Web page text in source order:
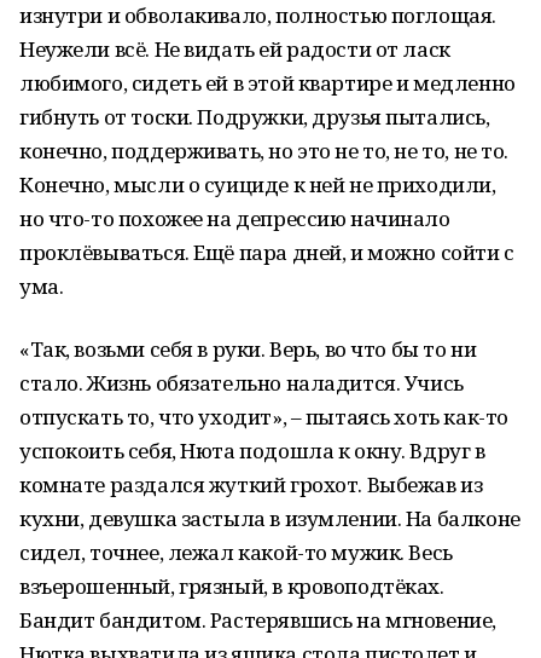
изнутри и обволакивало, полностью поглощая.
Неужели всё. Не видать ей радости от ласк
любимого, сидеть ей в этой квартире и медленно
гибнуть от тоски. Подружки, друзья пытались,
конечно, поддерживать, но это не то, не то, не то.
Конечно, мысли о суициде к ней не приходили,
но что-то похожее на депрессию начинало
проклёвываться. Ещё пара дней, и можно сойти с
ума.
«Так, возьми себя в руки. Верь, во что бы то ни
стало. Жизнь обязательно наладится. Учись
отпускать то, что уходит», – пытаясь хоть как-то
успокоить себя, Нюта подошла к окну. Вдруг в
комнате раздался жуткий грохот. Выбежав из
кухни, девушка застыла в изумлении. На балконе
сидел, точнее, лежал какой-то мужик. Весь
взъерошенный, грязный, в кровоподтёках.
Бандит бандитом. Растерявшись на мгновение,